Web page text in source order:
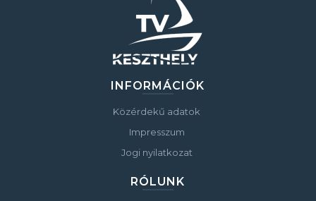
INFORMÁCIÓK
Közérdekű adatok
Impresszum
Jogi nyilatkozat
RÓLUNK